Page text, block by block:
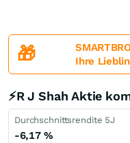
🎁
Ihre
⚡R J Shah Aktie
Durchschnittsrendite 5J
-6,17%